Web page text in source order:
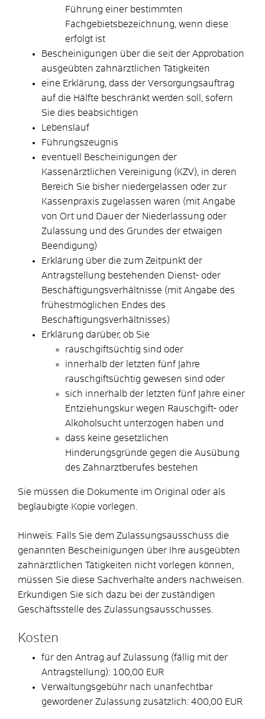
Führung einer bestimmten
Fachgebietsbezeichnung, wenn diese
erfolgt ist
Bescheinigungen über die seit der Approbation
ausgeübten zahnärztlichen Tätigkeiten
eine Erklärung, dass der Versorgungsauftrag
auf die Hälfte beschränkt werden soll, sofern
Sie dies beabsichtigen
Lebenslauf
Führungszeugnis
eventuell Bescheinigungen der
Kassenärztlichen Vereinigung (KZV), in deren
Bereich Sie bisher niedergelassen oder zur
Kassenpraxis zugelassen waren (mit Angabe
von Ort und Dauer der Niederlassung oder
Zulassung und des Grundes der etwaigen
Beendigung)
Erklärung über die zum Zeitpunkt der
Antragstellung bestehenden Dienst- oder
Beschäftigungsverhältnisse (mit Angabe des
frühestmöglichen Endes des
Beschäftigungsverhältnisses)
Erklärung darüber, ob Sie
rauschgiftsüchtig sind oder
innerhalb der letzten fünf Jahre
rauschgiftsüchtig gewesen sind oder
sich innerhalb der letzten fünf Jahre einer
Entziehungskur wegen Rauschgift- oder
Alkoholsucht unterzogen haben und
dass keine gesetzlichen
Hinderungsgründe gegen die Ausübung
des Zahnarztberufes bestehen
Sie müssen die Dokumente im Original oder als
beglaubigte Kopie vorlegen.
Hinweis: Falls Sie dem Zulassungsausschuss die
genannten Bescheinigungen über Ihre ausgeübten
zahnärztlichen Tätigkeiten nicht vorlegen können,
müssen Sie diese Sachverhalte anders nachweisen.
Erkundigen Sie sich dazu bei der zuständigen
Geschäftsstelle des Zulassungsausschusses.
Kosten
für den Antrag auf Zulassung (fällig mit der
Antragstellung): 100,00 EUR
Verwaltungsgebühr nach unanfechtbar
gewordener Zulassung zusätzlich: 400,00 EUR